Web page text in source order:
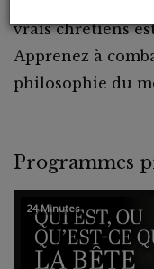
vrais chrétiens
Apprenez à
philosophie du
Programmes
24 Minutes